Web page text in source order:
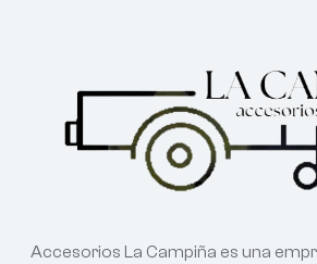
Accesorios La Campiña es una